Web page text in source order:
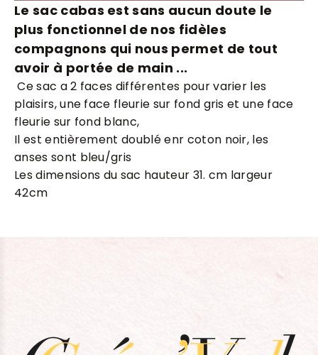
Le sac cabas est sans aucun doute le
plus fonctionnel de nos fidèles
compagnons qui nous permet de tout
avoir à portée de main ...
Ce sac a 2 faces différentes pour varier les
plaisirs, une face fleurie sur fond gris et une face
fleurie sur fond blanc,
Il est entièrement doublé enr coton noir, les
anses sont bleu/gris
Les dimensions du sac hauteur 31. cm largeur
42cm